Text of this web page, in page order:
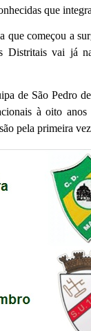
que
que começou a
vai já
de São Pedro
à oito
pela primeira